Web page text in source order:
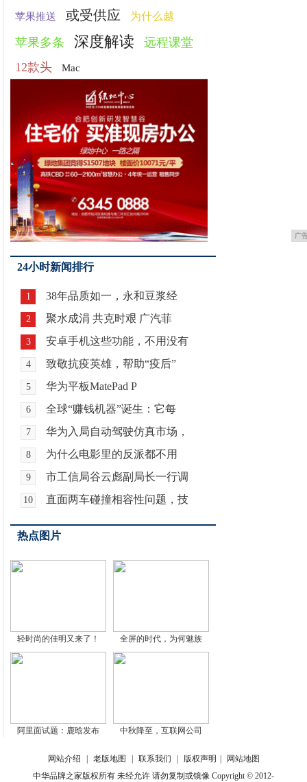
苹果推送 或受供应 为什么越
苹果多条 深度解读
远程课堂
12款头
Mac
广
24小时新闻排行
1 38年品质如一，永和豆浆经
2 聚水成涓 共克时艰 广汽菲
3 安卓手机这些功能，不用没有
4 致敬抗疫英雄，帮助“疫后”
5 华为平板MatePad P
6 全球“赚钱机器”诞生：它每
7 华为入局自动驾驶仿真市场，
8 为什么电影里的反派都不用
9 市工信局谷云彪副局长一行调
10 直面两车碰撞相容性问题，技
热点图片
轻时尚的佳明又来了！ 全屏的时代，为何魅族
阿里面试题：鹿晗发布 中秋降至，互联网公司
网站介绍 老版地图 联系我们 版权声明
网站地图
中华品牌之家版权所有 未经允许 请勿复制或镜像 Copyright © 2012-